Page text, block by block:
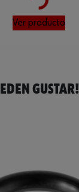
Ver producto
GUSTAR!